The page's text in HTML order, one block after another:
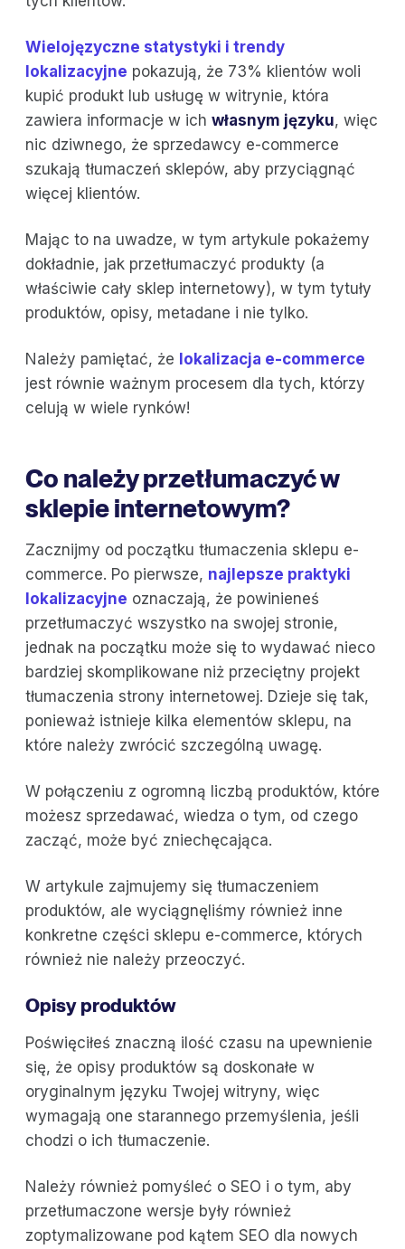
Wielojęzyczne statystyki i trendy
lokalizacyjne pokazują, że 73% klientów woli
kupić produkt lub usługę w witrynie, która
zawiera informacje w ich własnym języku, więc
nic dziwnego, że sprzedawcy e-commerce
szukają tłumaczeń sklepów, aby przyciągnąć
więcej klientów.
Mając to na uwadze, w tym artykule pokażemy
dokładnie, jak przetłumaczyć produkty (a
właściwie cały sklep internetowy), w tym tytuły
produktów, opisy, metadane i nie tylko.
Należy pamiętać, że lokalizacja e-commerce
jest równie ważnym procesem dla tych, którzy
celują w wiele rynków!
Co należy przetłumaczyć w
sklepie internetowym?
Zacznijmy od początku tłumaczenia sklepu e-
commerce. Po pierwsze, najlepsze praktyki
lokalizacyjne oznaczają, że powinieneś
przetłumaczyć wszystko na swojej stronie,
jednak na początku może się to wydawać nieco
bardziej skomplikowane niż przeciętny projekt
tłumaczenia strony internetowej. Dzieje się tak,
ponieważ istnieje kilka elementów sklepu, na
które należy zwrócić szczególną uwagę.
W połączeniu z ogromną liczbą produktów, które
możesz sprzedawać, wiedza o tym, od czego
zacząć, może być zniechęcająca.
W artykule zajmujemy się tłumaczeniem
produktów, ale wyciągnęliśmy również inne
konkretne części sklepu e-commerce, których
również nie należy przeoczyć.
Opisy produktów
Poświęciłeś znaczną ilość czasu na upewnienie
się, że opisy produktów są doskonałe w
oryginalnym języku Twojej witryny, więc
wymagają one starannego przemyślenia, jeśli
chodzi o ich tłumaczenie.
Należy również pomyśleć o SEO i o tym, aby
przetłumaczone wersje były również
zoptymalizowane pod kątem SEO dla nowych